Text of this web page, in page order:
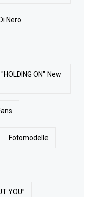
Nero
ON" New
Fotomodelle
YOU”